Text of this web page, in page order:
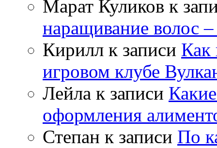
Марат Куликов к
наращивание волос
Кирилл к записи Как
игровом клубе
Лейла к записи
оформления
Степан к записи По